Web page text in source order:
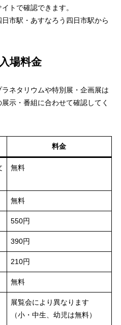
トで確認できます。
市駅・あすなろう四日市駅から
場料金
ネタリウムや特別展・企画展は
示・番組に合わせて確認してく
料金
無料
無料
550円
390円
210円
無料
展覧会により異なります
（小・中生、幼児は無料）